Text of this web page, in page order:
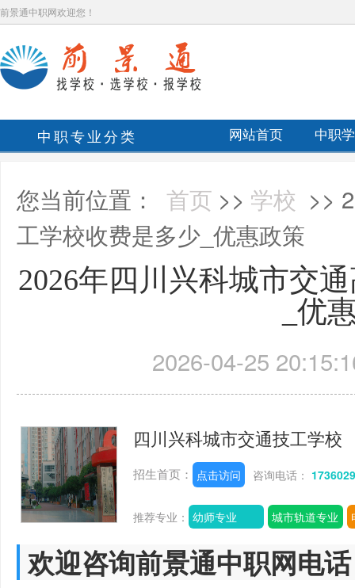
前景通中职网欢迎您！
中职专业分类 网站首页 中职
您当前位置： 首页 >> 学校 >>
工学校收费是多少_优惠政策
2026年四川兴科城市交
_优
2026-04-25
四川兴科城市交通技工学校
招生首页： 点击访问 咨询电话：
推荐专业： 幼师专业 城市轨道专业
欢迎咨询前景通中职网电